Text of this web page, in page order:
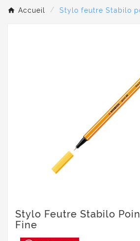
Accueil Stylo feutre Stabilo
Stylo Feutre Stabilo
Fine